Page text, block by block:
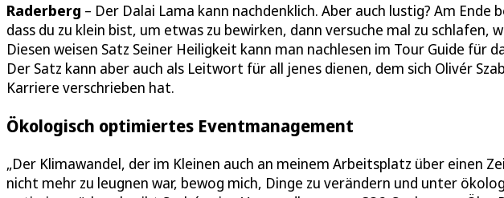
Raderberg – Der Dalai Lama kann nachdenklich. Aber auch lustig? Am Ende
dass du zu klein bist, um etwas zu bewirken, dann versuche mal zu schlafen,
Diesen weisen Satz Seiner Heiligkeit kann man nachlesen im Tour Guide für
Der Satz kann aber auch als Leitwort für all jenes dienen, dem sich Olivér
Karriere verschrieben hat.
Ökologisch optimiertes Eventmanagement
„Der Klimawandel, der im Kleinen auch an meinem Arbeitsplatz über einen
nicht mehr zu leugnen war, bewog mich, Dinge zu verändern und unter